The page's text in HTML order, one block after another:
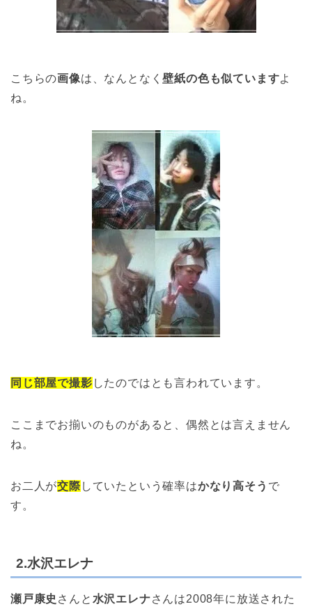
こちらの画像は、なんとなく壁紙の色も似ていますよ
ね。
同じ部屋で撮影 したのではとも言われています。
ここまでお揃いのものがあると、偶然とは言えません
ね。
お二人が交際 していたという確率はかなり高そう で
す。
2.水沢エレナ
瀬戸康史 さんと 水沢エレナさんは2008年に放送された